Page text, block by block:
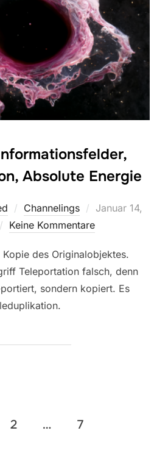
Absolute Energie
Channelings
Veröffentlicht
am
Januar 14,
Keine Kommentare
Kopie des Originalobjektes.
Teleportation falsch, denn
sondern kopiert. Es
2 … 7